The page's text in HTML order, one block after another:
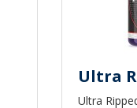
Ultra
Ultra